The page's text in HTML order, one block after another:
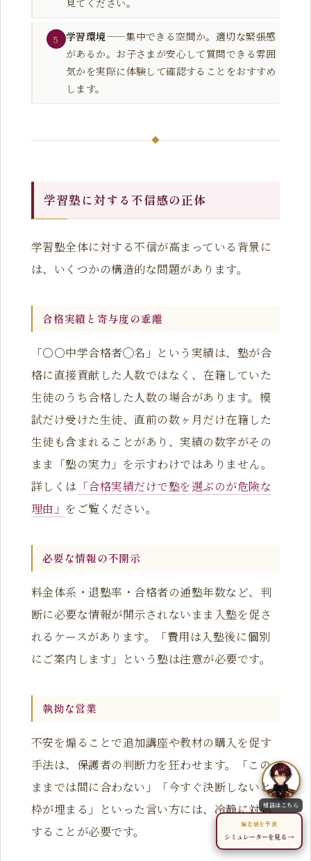
見てください。
5 学習環境——集中できる空間か。適切な緊張感
があるか。お子さまが安心して質問できる雰囲
気かを実際に体験して確認することをおすすめ
します。
学習塾に対する不信感の正体
学習塾全体に対する不信が高まっている背景に
は、いくつかの構造的な問題があります。
合格実績と寄与度の乖離
「〇〇中学合格者◯名」という実績は、塾が合
格に直接貢献した人数ではなく、在籍していた
生徒のうち合格した人数の場合があります。模
試だけ受けた生徒、直前の数ヶ月だけ在籍した
生徒も含まれることがあり、実績の数字がその
まま「塾の実力」を示すわけではありません。
詳しくは 「合格実績だけで塾を選ぶのが危険な
理由」 をご覧ください。
必要な情報の不開示
料金体系・退塾率・合格者の通塾年数など、判
断に必要な情報が開示されないまま入塾を促さ
れるケースがあります。「費用は入塾後に個別
にご案内します」という塾は注意が必要です。
執拗な営業
不安を煽ることで追加講座や教材の購入を促す
手法は、保護者の判断力を狂わせます。「この
ままでは間に合わない」「今すぐ決断しないと
枠が埋まる」といった言い方には、冷静に対処
することが必要です。
相談はこちら
偏差値を予測
シミュレーターを見る →